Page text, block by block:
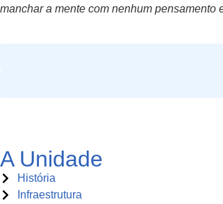
manchar a mente com nenhum pensamento
A Unidade
História
Infraestrutura